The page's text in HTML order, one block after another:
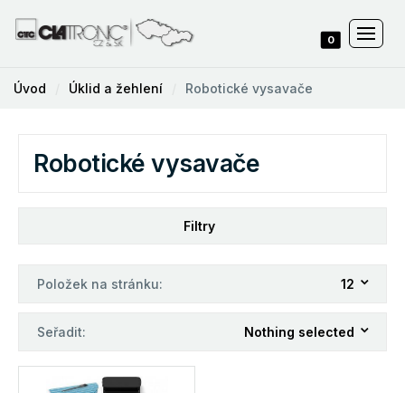
0
Úvod Úklid a žehlení Robotické vysavače
Robotické vysavače
Filtry
Položek na stránku: 12
Seřadit: Nothing selected